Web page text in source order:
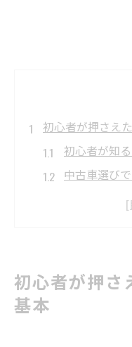
初心者が押さえ
初心者が知
中古車選び
中古車の選
中古車チェ
初心者が押さ
基本